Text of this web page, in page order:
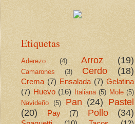
Etiquetas
Aderezo (4) Arroz (19)
Camarones (3) Cerdo (18)
Crema (7) Ensalada (7) Gelatina
(7) Huevo (16) Italiana (5) Mole (5)
Navideño (5) Pan (24) Pastel
(20)
Pay (7) Pollo (34)